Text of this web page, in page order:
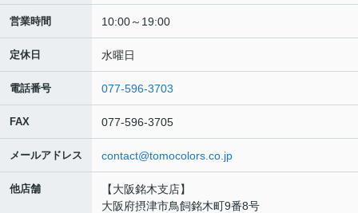
営業時間 10:00～19:00
定休日 水曜日
電話番号 077-596-3703
FAX 077-596-3705
メールアドレス contact@tomocolors.co.jp
他店舗
【大阪銘木支店】
大阪府摂津市鳥飼銘木町9番8号